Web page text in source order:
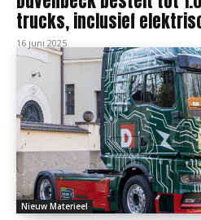
trucks, inclusief
16 juni 2025
Nieuw Materieel